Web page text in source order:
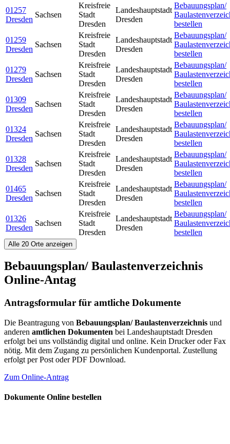
01257
Dresden
Sachsen
Kreisfreie
Stadt
Dresden
Landeshauptstadt
Dresden
Bebauungsplan/
bestellen
01259
Dresden
Sachsen
Kreisfreie
Stadt
Dresden
Landeshauptstadt
Dresden
Bebauungsplan/
bestellen
01279
Dresden
Sachsen
Kreisfreie
Stadt
Dresden
Landeshauptstadt
Dresden
Bebauungsplan/
bestellen
01309
Dresden
Sachsen
Kreisfreie
Stadt
Dresden
Landeshauptstadt
Dresden
Bebauungsplan/
bestellen
01324
Dresden
Sachsen
Kreisfreie
Stadt
Dresden
Landeshauptstadt
Dresden
Bebauungsplan/
bestellen
01328
Dresden
Sachsen
Kreisfreie
Stadt
Dresden
Landeshauptstadt
Dresden
Bebauungsplan/
bestellen
01465
Dresden
Sachsen
Kreisfreie
Stadt
Dresden
Landeshauptstadt
Dresden
Bebauungsplan/
bestellen
01326
Dresden
Sachsen
Kreisfreie
Stadt
Dresden
Landeshauptstadt
Dresden
Bebauungsplan/
bestellen
Alle 20 Orte anzeigen
Bebauungsplan/ Baulastenverzeichnis
Online-Antag
Antragsformular für amtliche Dokumente
Die Beantragung von Bebauungsplan/ Baulastenverzeichnis und
anderen amtlichen Dokumenten bei Landeshauptstadt Dresden
erfolgt bei uns vollständig digital und online. Kein Drucker oder Fax
nötig. Mit dem Zugang zu persönlichen Kundenportal. Zustellung
erfolgt per Post oder PDF Download.
Zum Online-Antrag
Dokumente Online bestellen